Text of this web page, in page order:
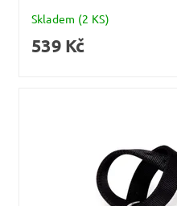
Skladem (2 KS)
539 Kč